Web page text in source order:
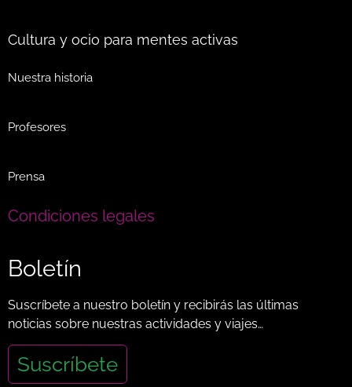
Cultura y ocio para mentes activas
Nuestra historia
Profesores
Prensa
Condiciones legales
Boletín
Suscríbete a nuestro boletín y recibirás las últimas
noticias sobre nuestras actividades y viajes…
Suscríbete